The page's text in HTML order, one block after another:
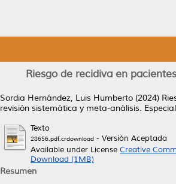
Riesgo de recidiva en
Sordia Hernández, Luis Humberto (2024)
revisión sistemática y meta-análisis.
Texto
28656.pdf.crdownload - Versión Aceptada
Available under License Creative
Download (1MB)
Resumen